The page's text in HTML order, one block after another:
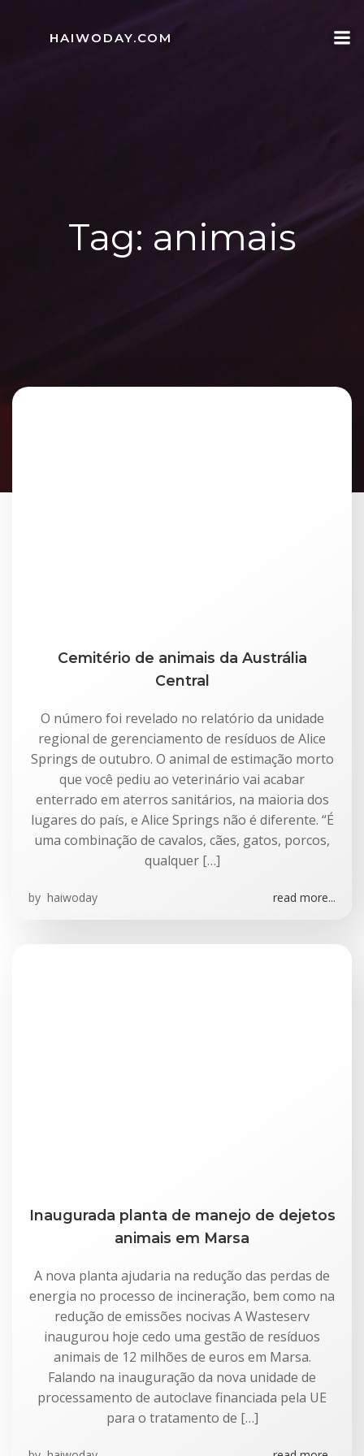
HAIWODAY.COM
Tag: animais
Cemitério de animais da Austrália
Central
O número foi revelado no relatório da unidade
regional de gerenciamento de resíduos de Alice
Springs de outubro. O animal de estimação morto
que você pediu ao veterinário vai acabar
enterrado em aterros sanitários, na maioria dos
lugares do país, e Alice Springs não é diferente. “É
uma combinação de cavalos, cães, gatos, porcos,
qualquer […]
by haiwoday read more...
Inaugurada planta de manejo de dejetos
animais em Marsa
A nova planta ajudaria na redução das perdas de
energia no processo de incineração, bem como na
redução de emissões nocivas A Wasteserv
inaugurou hoje cedo uma gestão de resíduos
animais de 12 milhões de euros em Marsa.
Falando na inauguração da nova unidade de
processamento de autoclave financiada pela UE
para o tratamento de […]